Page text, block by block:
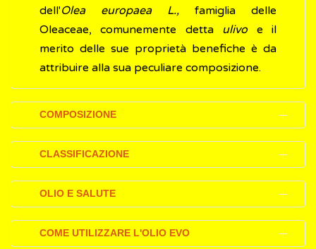
dell'Olea europaea L., famiglia delle
Oleaceae, comunemente detta ulivoe il
merito delle sue proprietà benefiche è da
attribuire alla sua peculiare composizione.
COMPOSIZIONE
L'olio di oliva è costituito per il 99% da
Nello specifico, si possono distinguere:
acidi grassi monoinsaturi
acidi grassi saturi, di cui il 7-17% di Acido
CLASSIFICAZIONE
Pochi alimenti hanno regolamenti scrupolosi
come quelli che normano la classificazione,
la produzione e la commercializzazione
OLIO E SALUTE
Nella letteratura scientifica ci sono numerosi
COME UTILIZZARE L'OLIO EVO